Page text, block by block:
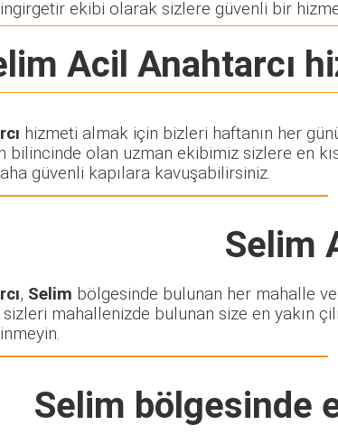
ekibi olarak sizlere güvenli bir
Acil Anahtarcı
hizmeti almak için bizleri haftanın her
bilincinde olan uzman ekibimiz sizlere en
güvenli kapılara kavuşabilirsiniz.
Selim
, Selim bölgesinde bulunan her mahalle
sizleri mahallenizde bulunan size en yakın
Selim bölgesinde